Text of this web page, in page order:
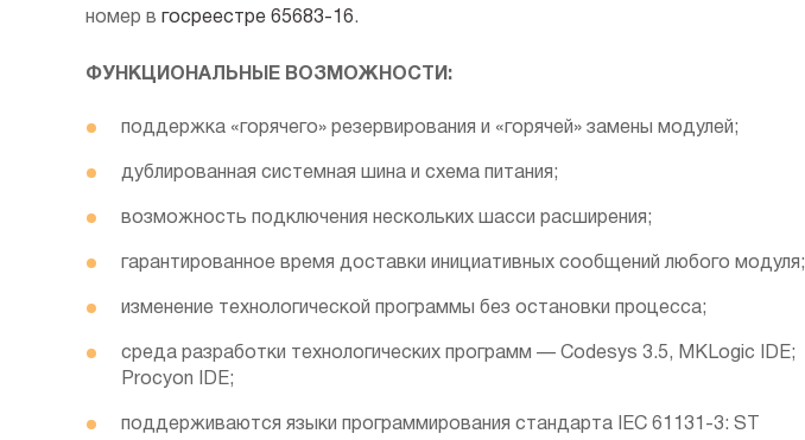
номер в госреестре 65683-16.
ФУНКЦИОНАЛЬНЫЕ ВОЗМОЖНОСТИ:
поддержка «горячего» резервирования и «горячей» замены модулей;
дублированная системная шина и схема питания;
возможность подключения нескольких шасси расширения;
гарантированное время доставки инициативных сообщений любого модуля;
изменение технологической программы без остановки процесса;
среда разработки технологических программ — Codesys 3.5, MKLogic IDE;
Procyon IDE;
поддерживаются языки программирования стандарта IEC 61131-3: ST